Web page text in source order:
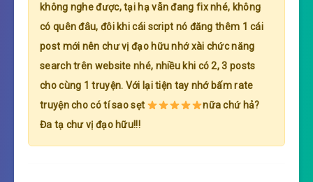
không nghe được, tại hạ vẫn đang fix nhé, không
có quên đâu, đôi khi cái script nó đăng thêm 1 cái
post mới nên chư vị đạo hữu nhớ xài chức năng
search trên website nhé, nhiều khi có 2, 3 posts
cho cùng 1 truyện. Với lại tiện tay nhớ bấm rate
truyện cho có tí sao sẹt
nữa chứ hả?
Đa tạ chư vị đạo hữu!!!